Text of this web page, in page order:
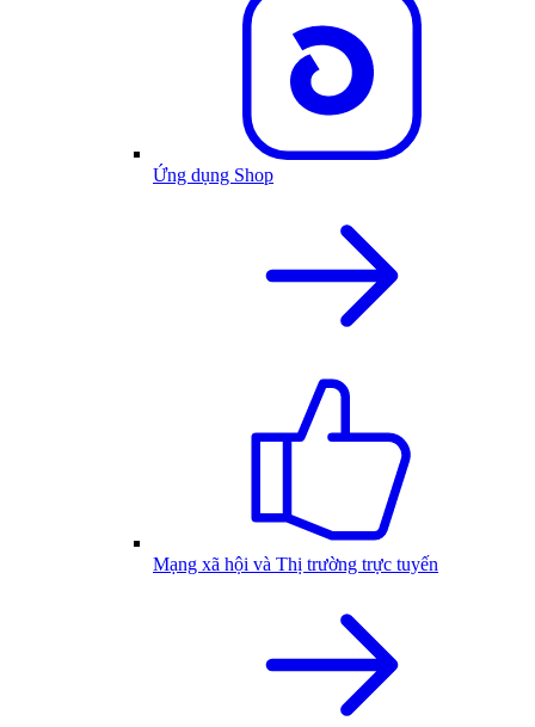
Ứng dụng Shop
Mạng xã hội và Thị trường trực tuyến